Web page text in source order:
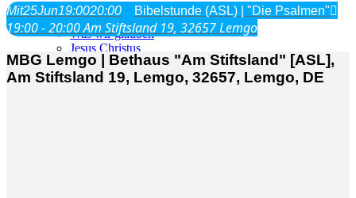
Was wir glauben
Jesus Christus
Geschichte
Mit25Jun19:0020:00 Bibelstunde (ASL) | "Die Psalmen"
19:00 - 20:00Am Stiftsland 19, 32657 Lemgo
MBG Lemgo | Bethaus "Am Stiftsland" [ASL],
Am Stiftsland 19, Lemgo, 32657, Lemgo, DE